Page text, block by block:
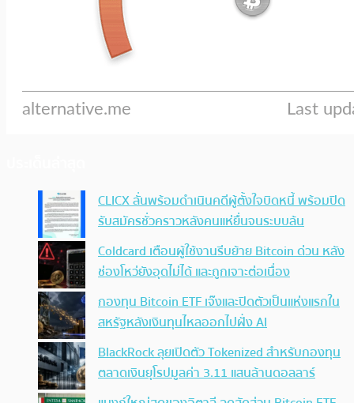
CLICX ลั่นพร้อมดำเนินคดีผู้ตั้งใจบิดหนี้ พร้อมปิด
รับสมัครชั่วคราวหลังคนแห่ยื่นจนระบบล้น
Coldcard เตือนผู้ใช้งานรีบย้าย Bitcoin ด่วน หลัง
ช่องโหว่ยังอุดไม่ได้ และถูกเจาะต่อเนื่อง
กองทุน Bitcoin ETF เจ๊งและปิดตัวเป็นแห่งแรกใน
สหรัฐหลังเงินทุนไหลออกไปฝั่ง AI
BlackRock ลุยเปิดตัว Tokenized สำหรับกองทุน
ตลาดเงินยุโรปมูลค่า 3.11 แสนล้านดอลลาร์